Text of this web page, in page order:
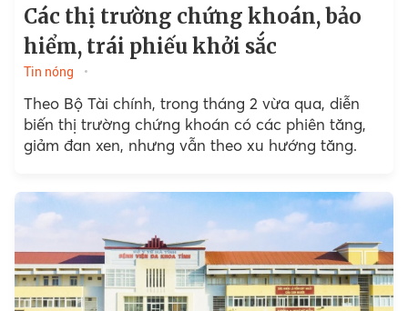
Các thị trường chứng khoán, bảo
hiểm, trái phiếu khởi sắc
Tin nóng
Theo Bộ Tài chính, trong tháng 2 vừa qua, diễn
biến thị trường chứng khoán có các phiên tăng,
giảm đan xen, nhưng vẫn theo xu hướng tăng.